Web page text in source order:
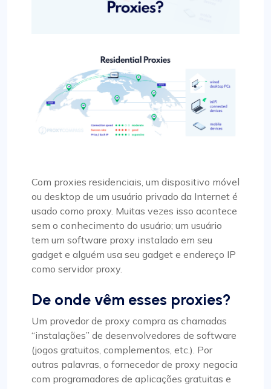
Com proxies residenciais, um dispositivo móvel
ou desktop de um usuário privado da Internet é
usado como proxy. Muitas vezes isso acontece
sem o conhecimento do usuário; um usuário
tem um software proxy instalado em seu
gadget e alguém usa seu gadget e endereço IP
como servidor proxy.
De onde vêm esses proxies?
Um provedor de proxy compra as chamadas
“instalações” de desenvolvedores de software
(jogos gratuitos, complementos, etc.). Por
outras palavras, o fornecedor de proxy negocia
com programadores de aplicações gratuitas e